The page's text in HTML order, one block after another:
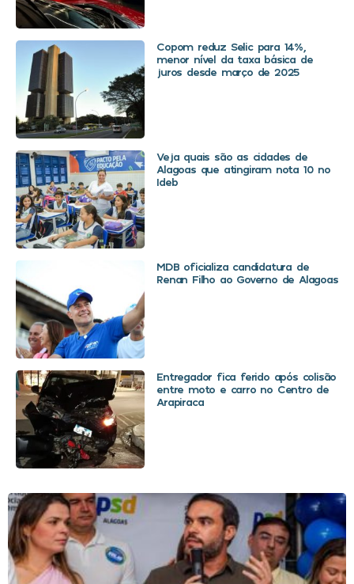
Copom reduz Selic para 14%,
menor nível da taxa básica de
juros desde março de 2025
Veja quais são as cidades de
Alagoas que atingiram nota 10 no
Ideb
MDB oficializa candidatura de
Renan Filho ao Governo de Alagoas
Entregador fica ferido após colisão
entre moto e carro no Centro de
Arapiraca